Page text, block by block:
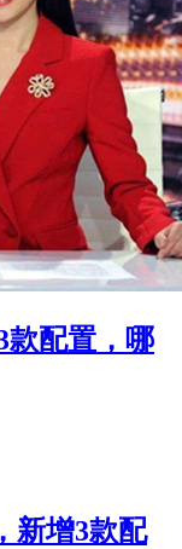
款配置，哪
新增3款配